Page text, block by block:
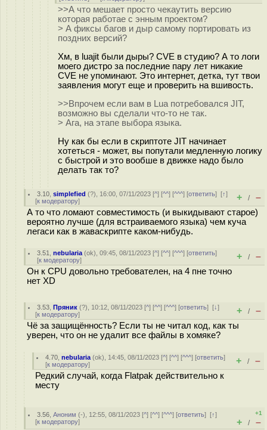
>>А что мешает просто чекаутить версию
которая работае с энным проектом?
> А фиксы багов и дыр самому портировать из
поздних версий?
Хм, в luajit были дыры? CVE в студию? А то логи
моего дистро за последние пару лет никакие
CVE не упоминают. Это интернет, детка, тут твои
заявления могут еще и проверить на вшивость.
>>Впрочем если вам в Lua потребовался JIT,
возможно вы сделали что-то не так.
> Ага, на этапе выбора языка.
Ну как бы если в скриптоте JIT начинает
хотеться - может, вы попутали медленную логику
с быстрой и это вообше в движке надо было
делать так то?
3.10 ,simplefied (?), 16:00, 07/11/2023 [^] [^^] [^^^] [ответить][↑]
[к модератору] + / –
А то что ломают совместимость (и выкидывают старое)
вероятно лучше (для встраиваемого языка) чем куча
легаси как в жаваскрипте каком-нибудь.
3.51 ,nebularia (ok), 09:45, 08/11/2023 [^] [^^] [^^^] [ответить]
[к модератору] + / –
Он к CPU довольно требователен, на 4 пне точно
нет XD
3.53 ,Пряник (?), 10:12, 08/11/2023 [^] [^^] [^^^] [ответить][↓]
[к модератору] + / –
Чё за защищённость? Если ты не читал код, как ты
уверен, что он не удалит все файлы в хомяке?
4.70 ,nebularia (ok), 14:45, 08/11/2023 [^] [^^] [^^^] [ответить]
[к модератору] + / –
Редкий случай, когда Flatpak действительно к
месту
3.56 ,Аноним (-), 12:55, 08/11/2023 [^] [^^] [^^^] [ответить][↑]
[к модератору]
+1
+ / –